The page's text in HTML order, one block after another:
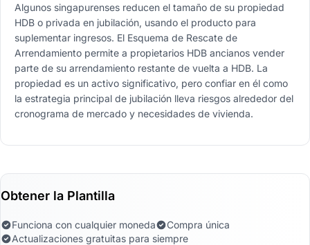
Algunos singapurenses reducen el tamaño de su propiedad
HDB o privada en jubilación, usando el producto para
suplementar ingresos. El Esquema de Rescate de
Arrendamiento permite a propietarios HDB ancianos vender
parte de su arrendamiento restante de vuelta a HDB. La
propiedad es un activo significativo, pero confiar en él como
la estrategia principal de jubilación lleva riesgos alrededor del
cronograma de mercado y necesidades de vivienda.
Obtener la Plantilla
Funciona con cualquier moneda
Compra única
Actualizaciones gratuitas para siempre